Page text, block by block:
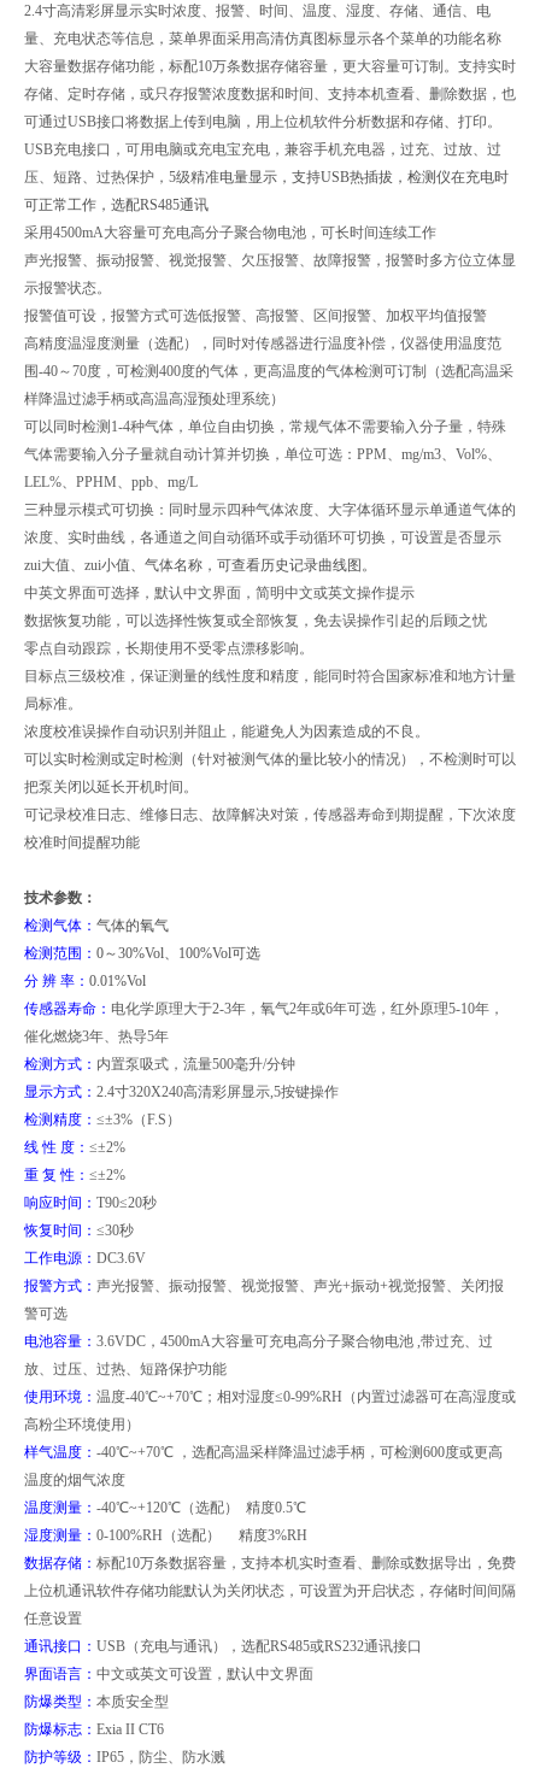
2.4寸高清彩屏显示实时浓度、报警、时间、温度、湿度、存储、通信、电
量、 充电状态等信息，菜单界面采用高清仿真图标显示各个菜单的功能名称
大容量数据存储功能，标配10万条数据存储容量，更大容量可订制。支持实时
存储、定时存储，或只存报警浓度数据和时间、支持本机查看、删除数据， 也
可通过USB接口将数据上传到电脑，用上位机软件分析数据和存储、打印。
USB充电接口，可用电脑或充电宝充电，兼容手机充电器，过充、过放、过
压、 短路、过热保护，5级精准电量显示，支持USB热插拔，检测仪在充电时
可正常工作，选配RS485通讯
采用4500mA大容量可充电高分子聚合物电池，可长时间连续工作
声光报警、振动报警、视觉报警、欠压报警、故障报警，报警时多方位立体显
示报警状态。
报警值可设，报警方式可选低报警、高报警、区间报警、加权平均值报警
高精度温湿度测量（选配），同时对传感器进行温度补偿，仪器使用温度范
围-40～70度， 可检测400度的气体，更高温度的气体检测可订制（选配高温采
样降温过滤手柄或高温高湿预处理系统）
可以同时检测1-4种气体，单位自由切换，常规气体不需要输入分子量，特殊
气体需要输入分子量就自动计算并切换，单位可选：PPM、mg/m3、Vol%、
LEL%、PPHM、ppb、mg/L
三种显示模式可切换：同时显示四种气体浓度、大字体循环显示单通道气体的
浓度、实时曲线，各通道之间自动循环或手动循环可切换，可设置是否显示
zui大值、zui小值、气体名称，可查看历史记录曲线图。
中英文界面可选择，默认中文界面，简明中文或英文操作提示
数据恢复功能，可以选择性恢复或全部恢复，免去误操作引起的后顾之忧
零点自动跟踪，长期使用不受零点漂移影响。
目标点三级校准，保证测量的线性度和精度，能同时符合国家标准和地方计量
局标准。
浓度校准误操作自动识别并阻止，能避免人为因素造成的不良。
可以实时检测或定时检测（针对被测气体的量比较小的情况），不检测时可以
把泵关闭以延长开机时间。
可记录校准日志、维修日志、故障解决对策，传感器寿命到期提醒，下次浓度
校准时间提醒功能
技术参数：
检测气体： 气体的氧气
检测范围： 0～30%Vol 100%Vol可选
分 辨 率： 0.01%Vol
传感器寿命： 电化学原理大于2-3年，氧气2年或6年可选，红外原理5-10年，
催化燃烧3年、热导5年
检测方式： 内置泵吸式，流量500毫升/分钟
显示方式： 2.4寸320X240高清彩屏显示,5按键操作
检测精度： ≤±3%（F.S）
线 性 度： ≤±2%
重 复 性： ≤±2%
响应时间： T90≤20秒
恢复时间： ≤30秒
工作电源： DC3.6V
报警方式： 声光报警、振动报警、视觉报警、声光+振动+视觉报警、关闭报
警可选
电池容量： 3.6VDC ，4500mA大容量可充电高分子聚合物电池 ,带过充、过
放、过压、过热、短路保护功能
使用环境： 温度-40℃~+70℃；相对湿度≤0-99%RH（内置过滤器可在高湿度或
高粉尘环境使用）
样气温度： -40℃~+70℃ ，选配高温采样降温过滤手柄，可检测600度或更高
温度的烟气浓度
温度测量： -40℃~+120℃（选配） 精度0.5℃
湿度测量： 0-100%RH （选配） 精度3%RH
数据存储： 标配10万条数据容量，支持本机实时查看、删除或数据导出，免费
上位机通讯软件存储功能默认为关闭状态，可设置为开启状态，存储时间间隔
任意设置
通讯接口： USB （充电与通讯），选配RS485或RS232通讯接口
界面语言： 中文或英文可设置，默认中文界面
防爆类型： 本质安全型
防爆标志： Exia II CT6
防护等级： IP65 ，防尘、防水溅